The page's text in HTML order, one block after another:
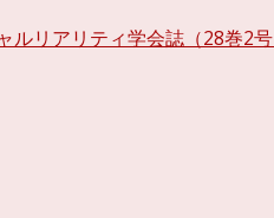
ルリアリティ学会誌（28巻2